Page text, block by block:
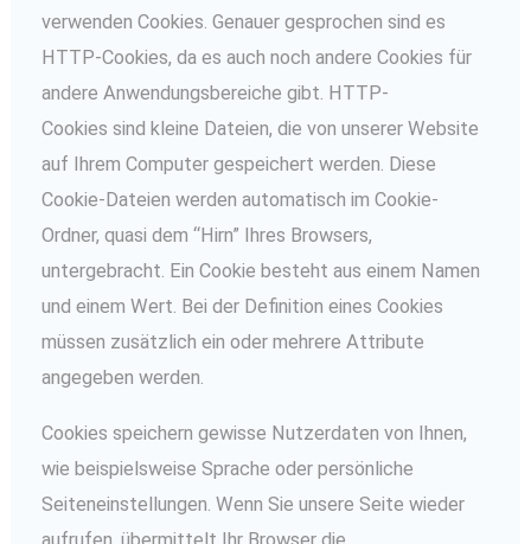
verwenden Cookies. Genauer gesprochen sind es
HTTP-Cookies, da es auch noch andere Cookies für
andere Anwendungsbereiche gibt. HTTP-
Cookies sind kleine Dateien, die von unserer Website
auf Ihrem Computer gespeichert werden. Diese
Cookie-Dateien werden automatisch im Cookie-
Ordner, quasi dem “Hirn” Ihres Browsers,
untergebracht. Ein Cookie besteht aus einem Namen
und einem Wert. Bei der Definition eines Cookies
müssen zusätzlich ein oder mehrere Attribute
angegeben werden.
Cookies speichern gewisse Nutzerdaten von Ihnen,
wie beispielsweise Sprache oder persönliche
Seiteneinstellungen. Wenn Sie unsere Seite wieder